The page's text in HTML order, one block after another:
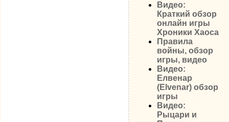
Видео:
Краткий обзор
онлайн игры
Хроники Хаоса
Правила
войны, обзор
игры, видео
Видео:
Елвенар
(Elvenar) обзор
игры
Видео:
Рыцари и